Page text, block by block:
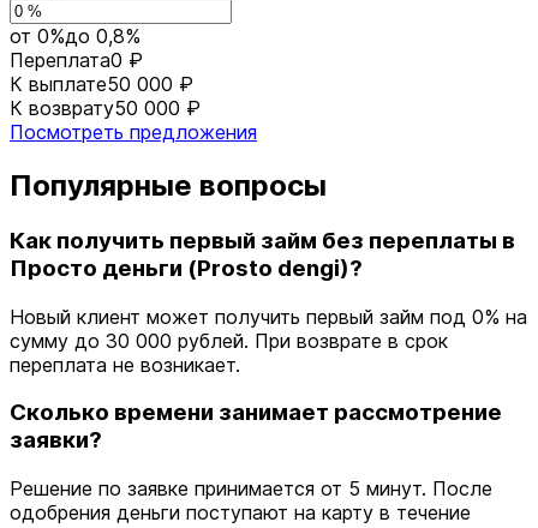
от 0%до 0,8%
Переплата0 ₽
К выплате50 000 ₽
К возврату50 000 ₽
Посмотреть предложения
Популярные вопросы
Как получить первый займ без переплаты в
Просто деньги (Prosto dengi)?
Новый клиент может получить первый займ под 0% на
сумму до 30 000 рублей. При возврате в срок
переплата не возникает.
Сколько времени занимает рассмотрение
заявки?
Решение по заявке принимается от 5 минут. После
одобрения деньги поступают на карту в течение